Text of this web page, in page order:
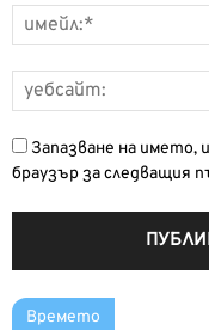
Запазване на името,
браузър за следващия
Времето